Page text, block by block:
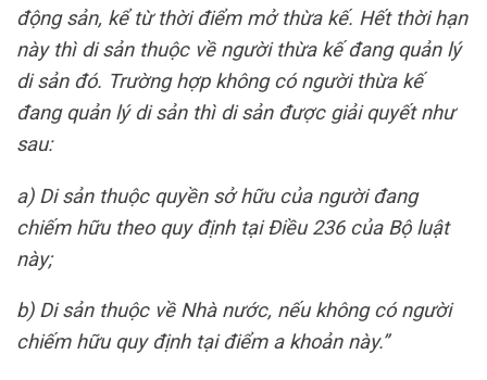
động sản, kể từ thời điểm mở thừa kế. Hết thời hạn
này thì di sản thuộc về người thừa kế đang quản lý
di sản đó. Trường hợp không có người thừa kế
đang quản lý di sản thì di sản được giải quyết như
sau:
a) Di sản thuộc quyền sở hữu của người đang
chiếm hữu theo quy định tại Điều 236 của Bộ luật
này;
b) Di sản thuộc về Nhà nước, nếu không có người
chiếm hữu quy định tại điểm a khoản này.”